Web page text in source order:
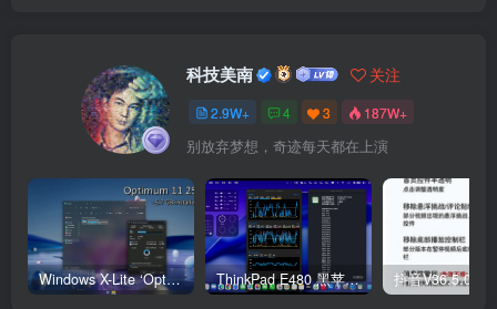
科技美南 关注
2.9W+ 4 3 187W+
别放弃梦想，奇迹每天都在上演
Windows X-Lite ‘Optimum 11’ 25H2 Pro v2 ThinkPad E480 黑苹果完美Tahoe的EFI分享（2026.03.01更新） 抖音V36.5.0 内